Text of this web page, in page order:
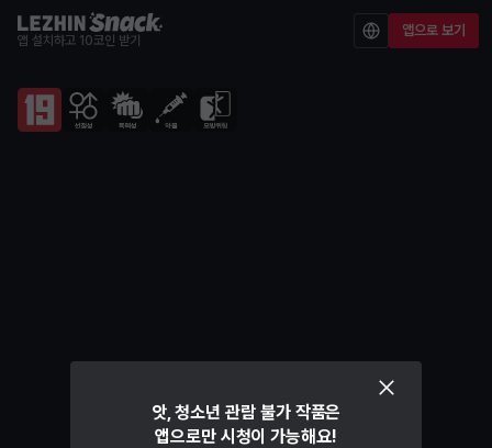
앱 설치하고 10코인 받기
앱으로 보기
앗, 청소년 관람 불가 작품은
앱으로만 시청이 가능해요!